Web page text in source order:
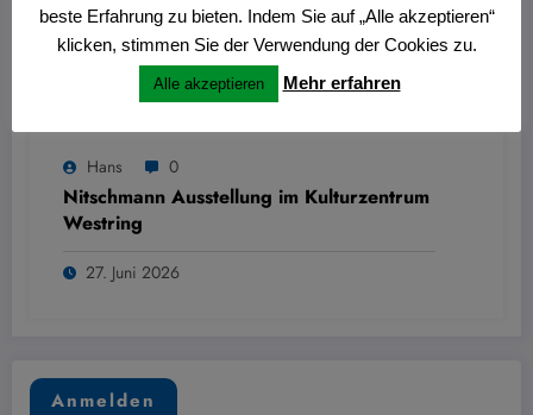
Hans 0
Nitschmann Ausstellung im Kulturzentrum
Westring
27. Juni 2026
Anmelden
beste Erfahrung zu bieten. Indem Sie auf „Alle akzeptieren“
klicken, stimmen Sie der Verwendung der Cookies zu.
Alle akzeptieren Mehr erfahren